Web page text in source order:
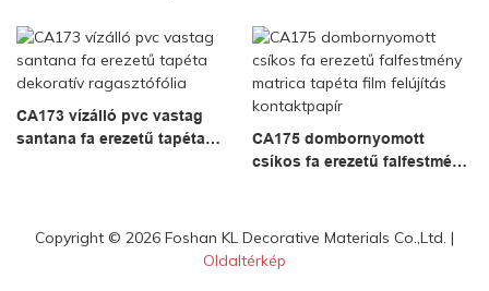
CA173 vízálló pvc vastag
santana fa erezetű tapéta
CA175 dombornyomott
csíkos fa erezetű falfestmény
Copyright © 2026 Foshan KL Decorative Materials Co.,Ltd. |
Oldaltérkép